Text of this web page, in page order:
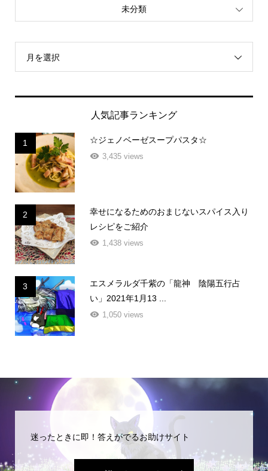
未分類
月を選択
人気記事ランキング
1 ☆ジェノベーゼスープパスタ☆
3,435 views
2
幸せになるためのおまじないスパイス入り
レシピをご紹介
1,438 views
3
エスメラルダ千紫の「龍神 陰陽五行占
い」2021年1月13 ...
1,050 views
迷ったときに即！答えがでるお助けサイト